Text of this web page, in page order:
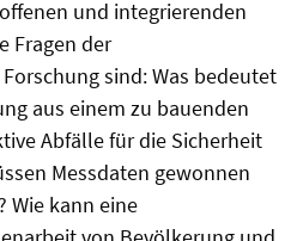
und integrierenden
Fragen der
sind: Was bedeutet
aus einem zu bauenden
Abfälle für die Sicherheit
Messdaten gewonnen
Wie kann eine